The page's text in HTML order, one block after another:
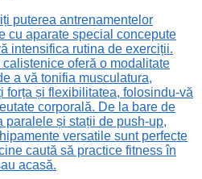
puterea antrenamentelor
cu aparate special concepute
intensifica rutina de exerciții.
oferă o modalitate
a vă tonifia musculatura,
forța și flexibilitatea, folosindu-vă
corporală. De la bare de
paralele și stații de push-up,
versatile sunt perfecte
caută să practice fitness în
acasă.